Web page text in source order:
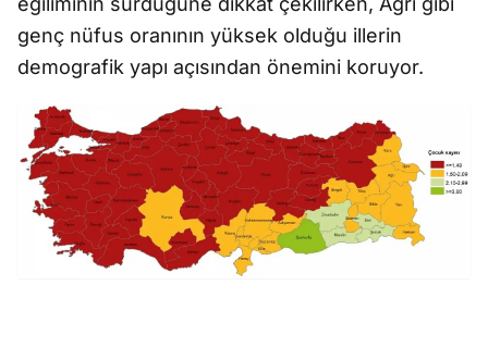
genç nüfus oranının yüksek olduğu illerin
demografik yapı açısından önemini koruyor.